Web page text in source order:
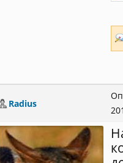
Radius